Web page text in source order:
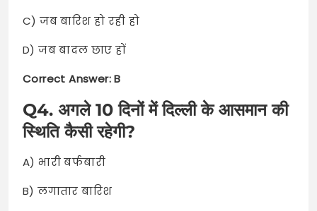
C) जब बारिश हो रही हो
D) जब बादल छाए हों
Correct Answer: B
Q4. अगले 10 दिनों में दिल्ली के आसमान की
स्थिति कैसी रहेगी?
A) भारी बर्फबारी
B) लगातार बारिश